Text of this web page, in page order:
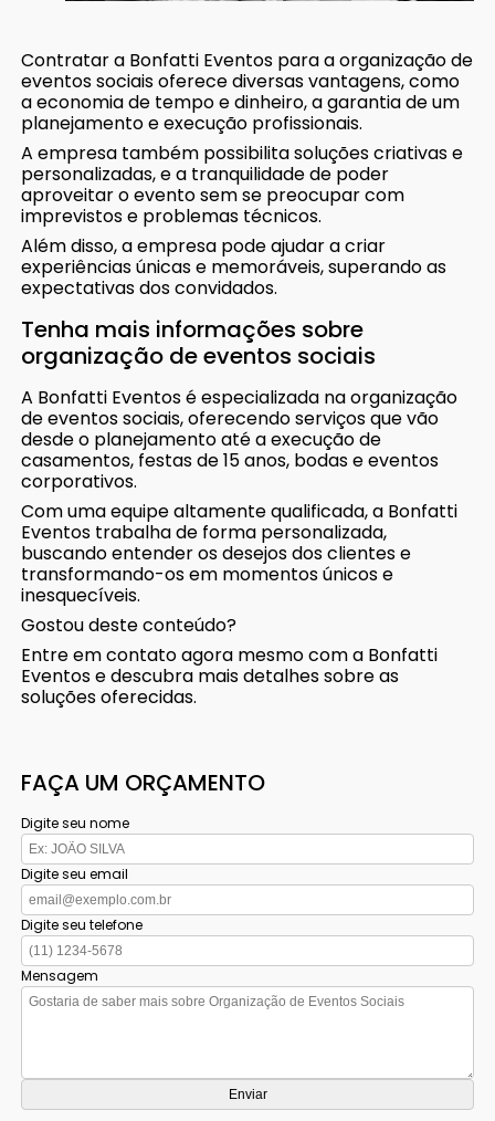
Contratar a Bonfatti Eventos para a organização de
eventos sociais oferece diversas vantagens, como
a economia de tempo e dinheiro, a garantia de um
planejamento e execução profissionais.
A empresa também possibilita soluções criativas e
personalizadas, e a tranquilidade de poder
aproveitar o evento sem se preocupar com
imprevistos e problemas técnicos.
Além disso, a empresa pode ajudar a criar
experiências únicas e memoráveis, superando as
expectativas dos convidados.
Tenha mais informações sobre
organização de eventos sociais
A Bonfatti Eventos é especializada na organização
de eventos sociais, oferecendo serviços que vão
desde o planejamento até a execução de
casamentos, festas de 15 anos, bodas e eventos
corporativos.
Com uma equipe altamente qualificada, a Bonfatti
Eventos trabalha de forma personalizada,
buscando entender os desejos dos clientes e
transformando-os em momentos únicos e
inesquecíveis.
Gostou deste conteúdo?
Entre em contato agora mesmo com a Bonfatti
Eventos e descubra mais detalhes sobre as
soluções oferecidas.
FAÇA UM ORÇAMENTO
Digite seu nome
Digite seu email
Digite seu telefone
Mensagem